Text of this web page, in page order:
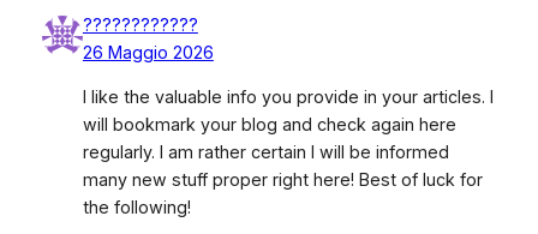
????????????
26 Maggio 2026
I like the valuable info you provide in your articles. I
will bookmark your blog and check again here
regularly. I am rather certain I will be informed
many new stuff proper right here! Best of luck for
the following!